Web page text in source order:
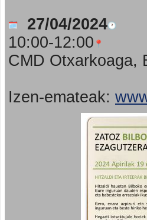
27/04/2024
10:00-12:00
CMD Otxarkoaga,
Izen-emateak: